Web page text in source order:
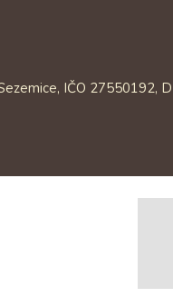
IČO 27550192,